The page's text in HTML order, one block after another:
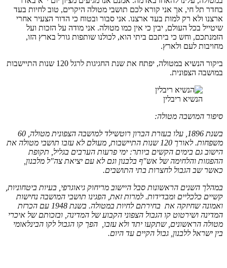
בחדר תל חי, אך אני קורא לכם תושבי מטולה היקרים, טוב לחיות בעד
ארצנו ולא רק למות בעד ארצנו. אני סבור ובטוח כי הדור הצעיר אחרי
שיטייל בכל העולם, יבין כי אין כמו מטולה. אני מודה על הזכות ועל
הזמנתכם, וחש כי ביתכם ביתי הוא, לכולנו שותפות גורל בארץ הזו,
מחויבות לעם ולארץ.
ביקור הנשיא במטולה, יפתח את שנת החגיגות לרגל 120 שנות התיישבות
במושבה הצפונית.
הנשיא ריבלין
סיפור המושבה מטולה:
בשנת 1896, עלו בעזרת הברון רוטשילד למושבה הצפונית מטולה, 60
משפחות. לאורך 120 שנות התיישבות, מעולם לא עזבו תושבי מטולה את
הישוב גם בימים הקשים ביותר: ימי פרעות הערבים בגליל, תקופת
ההפגזות והלחימה של אש"ף בלבנון וגם לא עם יציאת צה"ל מלבנון,
כאשר שב הגבול לחצרות בתי התושבים.
במהלך השנים הראשונות סבל היישוב מריחוק גיאוגרפי, בעיות ביטחוניות,
קשיים כלכליים ומבדידות. למרות זאת, הפגינו תושבי המושבה נחישות
ואמונה שחיזקה את בחירתם לחיות במטולה. בשנת 1948 עם הכרזת
המדינה ושירטוט קו הגבול הצפוני הקבוע של המדינה, ובזכותם של איכרי
מטולה הראשונים, שתקעו יתד ולא עזבו, הפך קו הגבול לקו הבינלאומי
בין ישראל ללבנון, גבול הקיים עד היום.